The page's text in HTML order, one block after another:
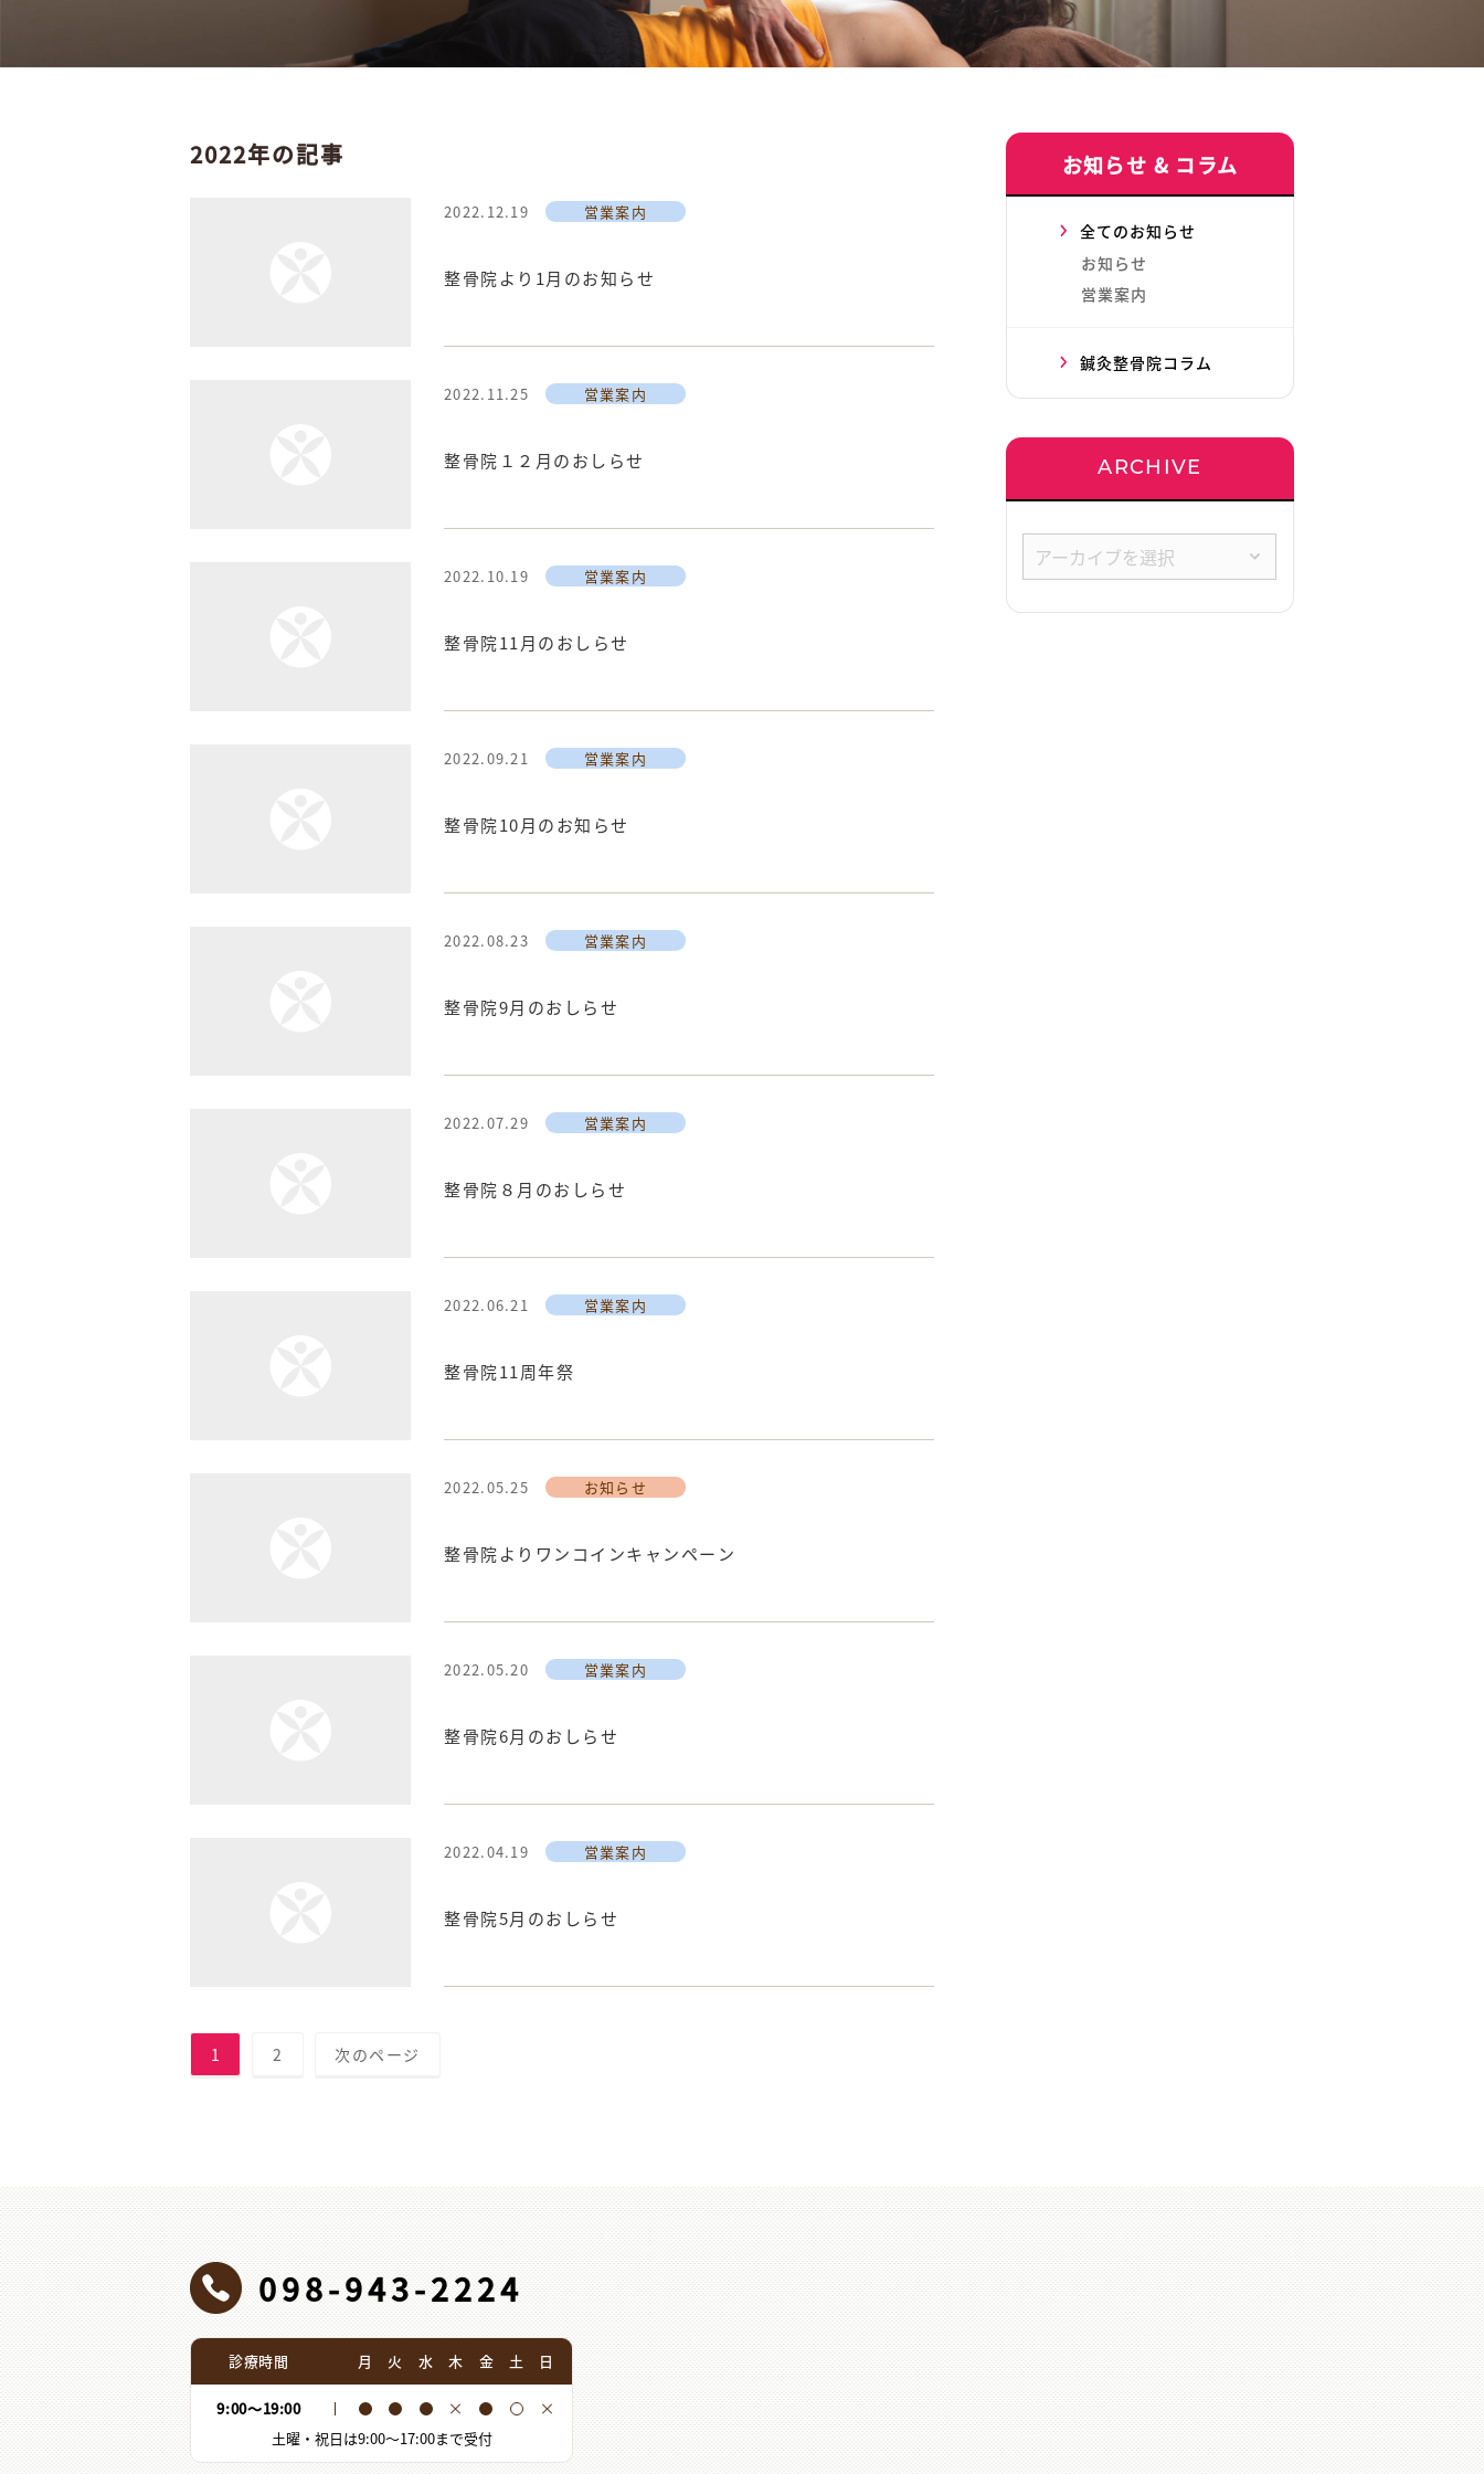
2022年の記事
2022.12.19 営業案内
整骨院より1月のお知らせ
2022.11.25 営業案内
整骨院１２月のおしらせ
2022.10.19 営業案内
整骨院11月のおしらせ
2022.09.21 営業案内
整骨院10月のお知らせ
2022.08.23 営業案内
整骨院9月のおしらせ
2022.07.29 営業案内
整骨院８月のおしらせ
2022.06.21 営業案内
整骨院11周年祭
2022.05.25 お知らせ
整骨院よりワンコインキャンペーン
2022.05.20 営業案内
整骨院6月のおしらせ
2022.04.19 営業案内
整骨院5月のおしらせ
1 2 次のページ
お知らせ & コラム
全てのお知らせ
お知らせ
営業案内
鍼灸整骨院コラム
ARCHIVE
098-943-2224
診療時間 月 火 水 木 金 土 日
9:00〜19:00
土曜・祝日は9:00〜17:00まで受付